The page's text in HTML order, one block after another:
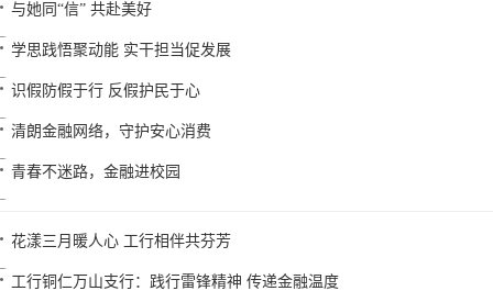
与她同“信” 共赴美好
学思践悟聚动能 实干担当促发展
识假防假于行 反假护民于心
清朗金融网络，守护安心消费
青春不迷路，金融进校园
花漾三月暖人心 工行相伴共芬芳
工行铜仁万山支行：践行雷锋精神 传递金融温度